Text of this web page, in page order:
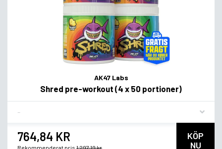
AK47 Labs
Shred pre-workout (4 x 50 portioner)
764,84 KR
KÖP
NU